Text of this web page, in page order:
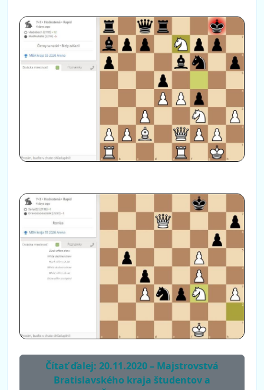
Čítať ďalej: 20.11.2020 – Majstrovstvá
Bratislavského kraja študentov a